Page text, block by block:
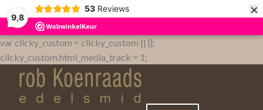
9,8
53 Reviews ×
var clicky_custom = clicky_custom || {};
clicky_custom.html_media_track = 1;